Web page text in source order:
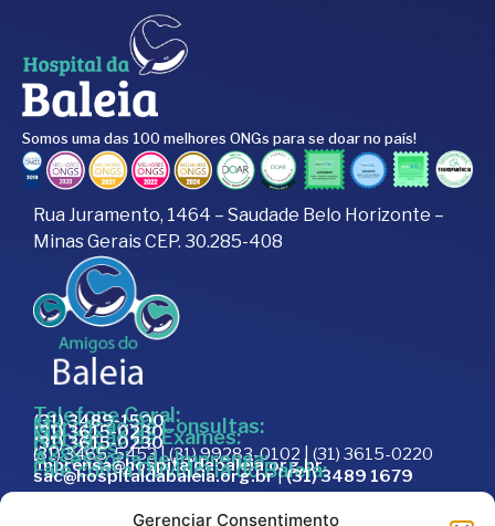
Gerenciar Consentimento
Somos uma das 100 melhores ONGs para se doar no país!
Rua Juramento, 1464 – Saudade Belo Horizonte –
Minas Gerais CEP. 30.285-408
Telefone Geral:
(31) 3489-1500
Marcação de Consultas:
(31) 3615-0230
Marcação de Exames:
(31) 3615-0230
Doações:
(31) 3465-5453 | (31) 99283-0102 | (31) 3615-0220
Assessoria de Imprensa:
imprensa@hospitaldabaleia.org.br
Fale com a Ouvidoria do Baleia:
sac@hospitaldabaleia.org.br|(31) 3489 1679